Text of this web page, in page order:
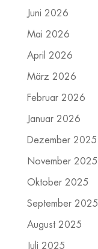
Juni 2026
Mai 2026
April 2026
März 2026
Februar 2026
Januar 2026
Dezember 2025
November 2025
Oktober 2025
September 2025
August 2025
Juli 2025